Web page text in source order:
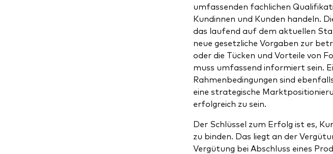
umfassenden fachlichen
Kundinnen und Kunden handeln.
das laufend auf dem aktuellen
neue gesetzliche Vorgaben zur
oder die Tücken und Vorteile von
muss umfassend informiert sein.
Rahmenbedingungen sind
eine strategische
erfolgreich zu sein.
Der Schlüssel zum Erfolg ist es,
zu binden. Das liegt an der
Vergütung bei Abschluss eines